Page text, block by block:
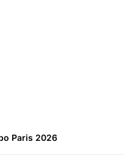
Paris 2026